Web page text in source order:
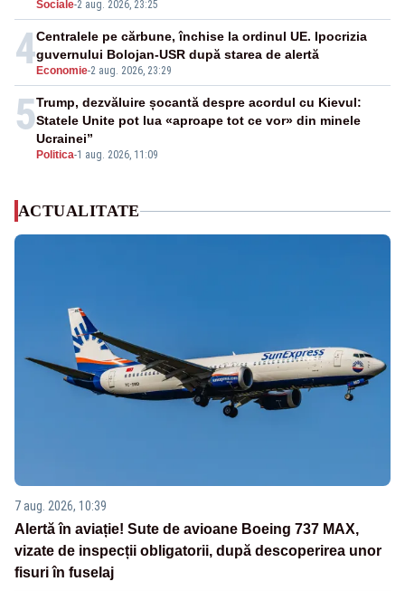
Sociale-2 aug. 2026, 23:25
4 Economie-2 aug. 2026, 23:29
Centralele pe cărbune, închise la ordinul UE. Ipocrizia
guvernului Bolojan-USR după starea de alertă
5
Politica-1 aug. 2026, 11:09
Trump, dezvăluire șocantă despre acordul cu Kievul:
Statele Unite pot lua «aproape tot ce vor» din minele
Ucrainei”
ACTUALITATE
7 aug. 2026, 10:39
Alertă în aviație! Sute de avioane Boeing 737 MAX,
vizate de inspecții obligatorii, după descoperirea unor
fisuri în fuselaj